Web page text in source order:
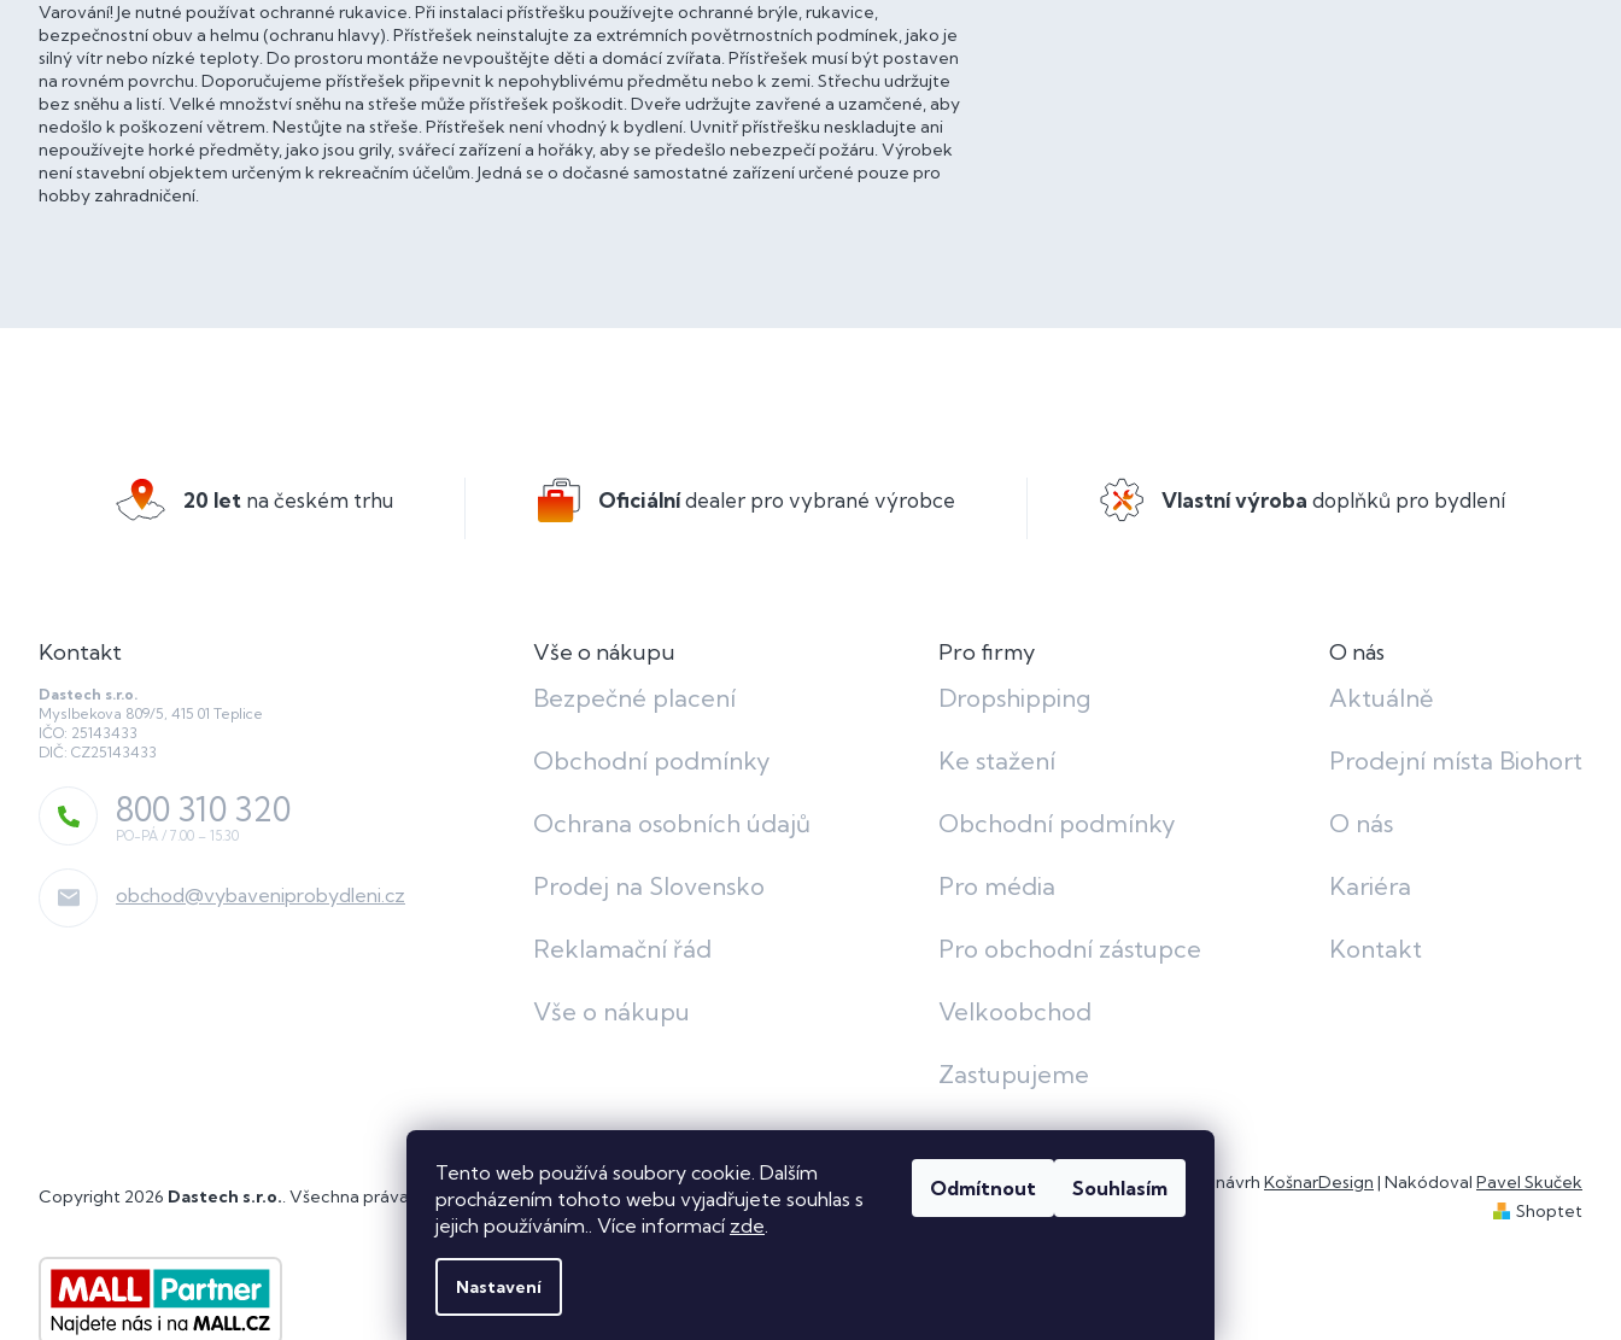
Tento web používá soubory cookie. Dalším
procházením tohoto webu vyjadřujete souhlas s
jejich používáním.. Více informací zde.
Nastavení
Odmítnout Souhlasím
Varování! Je nutné používat ochranné rukavice. Při instalaci přístřešku používejte ochranné brýle, rukavice,
bezpečnostní obuv a helmu (ochranu hlavy). Přístřešek neinstalujte za extrémních povětrnostních podmínek, jako je
silný vítr nebo nízké teploty. Do prostoru montáže nevpouštějte děti a domácí zvířata. Přístřešek musí být postaven
na rovném povrchu. Doporučujeme přístřešek připevnit k nepohyblivému předmětu nebo k zemi. Střechu udržujte
bez sněhu a listí. Velké množství sněhu na střeše může přístřešek poškodit. Dveře udržujte zavřené a uzamčené, aby
nedošlo k poškození větrem. Nestůjte na střeše. Přístřešek není vhodný k bydlení. Uvnitř přístřešku neskladujte ani
nepoužívejte horké předměty, jako jsou grily, svářecí zařízení a hořáky, aby se předešlo nebezpečí požáru. Výrobek
není stavební objektem určeným k rekreačním účelům. Jedná se o dočasné samostatné zařízení určené pouze pro
hobby zahradničení.
20 let na českém trhu Oficiálnídealer pro vybrané výrobce Vlastní výroba doplňků pro bydlení
Kontakt
Dastech s.r.o.
Myslbekova 809/5, 415 01 Teplice
IČO: 25143433
DIČ: CZ25143433
obchod@vybaveniprobydleni.cz
800 310 320
Vše o nákupu
Bezpečné placení
Obchodní podmínky
Ochrana osobních údajů
Prodej na Slovensko
Reklamační řád
Vše o nákupu
Pro firmy
Dropshipping
Ke stažení
Obchodní podmínky
Pro média
Pro obchodní zástupce
Velkoobchod
Zastupujeme
O nás
Aktuálně
Prodejní místa Biohort
O nás
Kariéra
Kontakt
Grafický návrh KošnarDesign | Nakódoval Pavel Skuček
Shoptet
Copyright 2026 Dastech s.r.o. . Všechna práva vyhrazena.Upravit nastavení cookies